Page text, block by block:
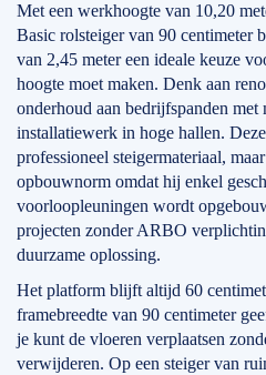
Met een werkhoogte van 10,20
Basic rolsteiger van 90 centimeter
van 2,45 meter een ideale keuze
hoogte moet maken. Denk aan
onderhoud aan bedrijfspanden
installatiewerk in hoge hallen.
professioneel steigermateriaal,
opbouwnorm omdat hij enkel
voorloopleuningen wordt
projecten zonder ARBO
duurzame oplossing.
Het platform blijft altijd 60
framebreedte van 90 centimeter
je kunt de vloeren verplaatsen
verwijderen. Op een steiger van